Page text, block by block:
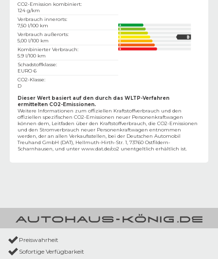
CO2-Emission kombiniert:
124 g/km
Verbrauch innerorts:
7,50 l/100 km
Verbrauch außerorts:
5,00 l/100 km
Kombinierter Verbrauch:
5.9 l/100 km
Schadstoffklasse:
EURO 6
CO2-Klasse:
D
Dieser Wert basiert auf den durch das WLTP-Verfahren
ermittelten CO2-Emissionen.
Weitere Informationen zum offiziellen Kraftstoffverbrauch und den
offiziellen spezifischen CO2-Emissionen neuer Personenkraftwagen
können dem‚ Leitfaden über den Kraftstoffverbrauch, die CO2-Emissionen
und den Stromverbrauch neuer Personenkraftwagen entnommen
werden, der an allen Verkaufsstellen, bei der Deutschen Automobil
Treuhand GmbH (DAT), Hellmuth-Hirth-Str. 1, 73760 Ostfildern-
Scharnhausen, und unter www.dat.de/co2 unentgeltlich erhältlich ist.
Preiswahrheit
Sofortige Verfügbarkeit